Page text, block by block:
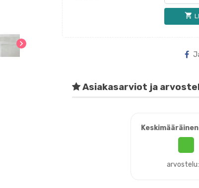
chevron_right
shopping_cart
Asiakasarviot ja